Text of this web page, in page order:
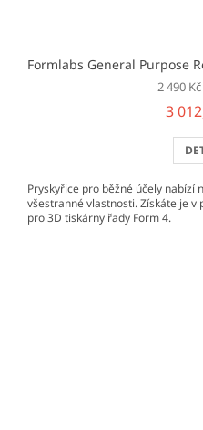
Formlabs General Purpose
2 490
3
Pryskyřice pro běžné účely nabízí
všestranné vlastnosti. Získáte je
pro 3D tiskárny řady Form 4.